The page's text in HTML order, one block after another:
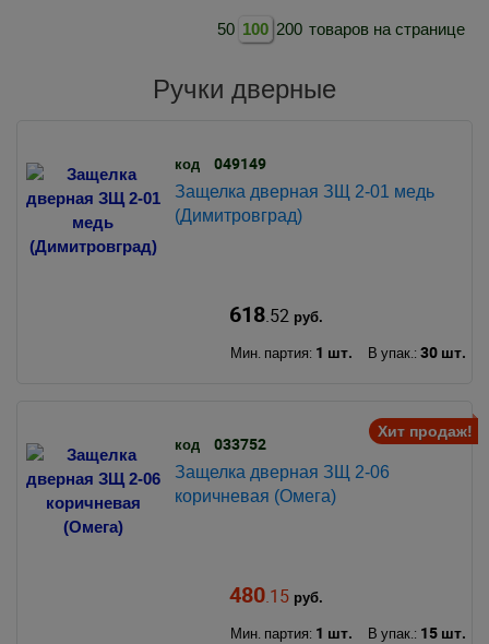
50 100 200 товаров на странице
Ручки дверные
код 049149
Защелка дверная ЗЩ 2-01 медь
(Димитровград)
618.52 руб.
Мин. партия: 1 шт. В упак.: 30 шт.
Хит продаж!
код 033752
Защелка дверная ЗЩ 2-06
коричневая (Омега)
480.15руб.
Мин. партия: 1 шт. В упак.: 15 шт.